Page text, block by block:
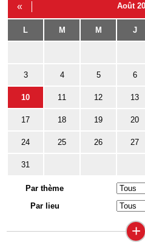
« Août
L M M J
3 4 5 6
10 11 12 13
17 18 19 20
24 25 26 27
31
Par thème
Par lieu
+